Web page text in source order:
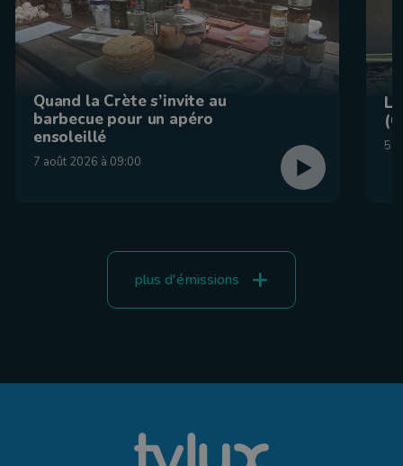
Quand la Crète s’invite au
barbecue pour un apéro
ensoleillé
7 août 2026 à 09:00
5
plus d'émissions